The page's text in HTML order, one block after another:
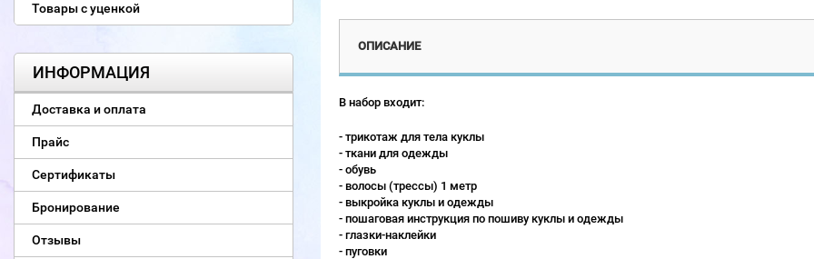
Товары с уценкой
ИНФОРМАЦИЯ
Доставка и оплата
Прайс
Сертификаты
Бронирование
Отзывы
ОПИСАНИЕ
В набор входит:
- трикотаж для тела куклы
- ткани для одежды
- обувь
- волосы (трессы) 1 метр
- выкройка куклы и одежды
- пошаговая инструкция по пошиву куклы и одежды
- глазки-наклейки
- пуговки